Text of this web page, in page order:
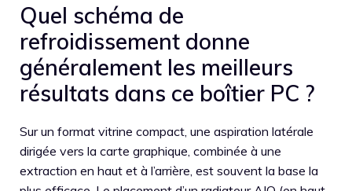
Quel schéma de
refroidissement donne
généralement les meilleurs
résultats dans ce boîtier PC ?
Sur un format vitrine compact, une aspiration latérale
dirigée vers la carte graphique, combinée à une
extraction en haut et à l’arrière, est souvent la base la